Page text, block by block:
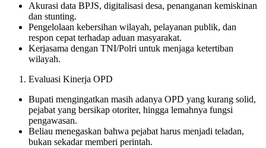
Akurasi data BPJS, digitalisasi desa, penanganan kemiskinan
dan stunting.
Pengelolaan kebersihan wilayah, pelayanan publik, dan
respon cepat terhadap aduan masyarakat.
Kerjasama dengan TNI/Polri untuk menjaga ketertiban
wilayah.
Evaluasi Kinerja OPD
Bupati mengingatkan masih adanya OPD yang kurang solid,
pejabat yang bersikap otoriter, hingga lemahnya fungsi
pengawasan.
Beliau menegaskan bahwa pejabat harus menjadi teladan,
bukan sekadar memberi perintah.